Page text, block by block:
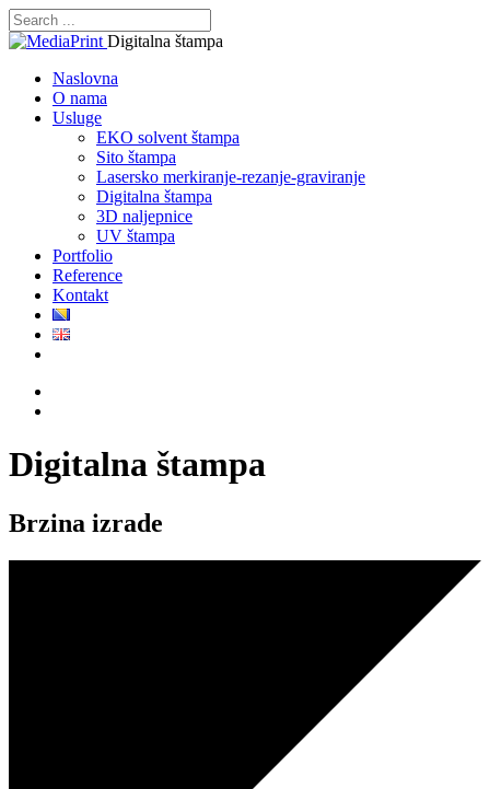
Digitalna štampa
Naslovna
O nama
Usluge
EKO solvent štampa
Sito štampa
Lasersko merkiranje-rezanje-graviranje
Digitalna štampa
3D naljepnice
UV štampa
Portfolio
Reference
Kontakt
Digitalna štampa
Brzina izrade